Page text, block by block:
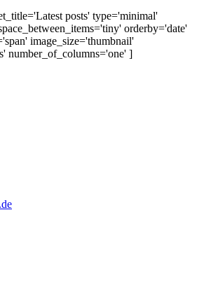
posts' type='minimal'
orderby='date'
image_size='thumbnail'
number_of_columns='one' ]